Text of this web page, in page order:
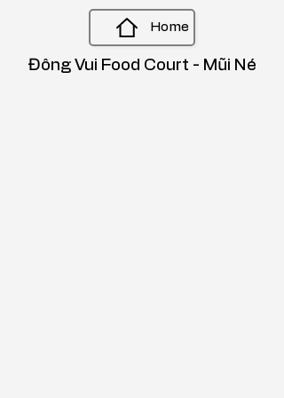
Đông Vui Food Court - Mũi Né
Home